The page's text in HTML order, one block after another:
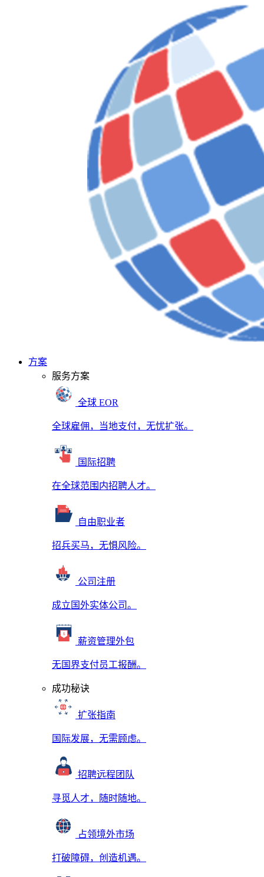
方案
服务方案
全球 EOR
全球雇佣，当地支付，无忧扩张。
国际招聘
在全球范围内招聘人才。
自由职业者
招兵买马，无惧风险。
公司注册
成立国外实体公司。
薪资管理外包
无国界支付员工报酬。
成功秘诀
扩张指南
国际发展，无需顾虑。
招聘远程团队
寻觅人才，随时随地。
占领境外市场
打破障碍，创造机遇。